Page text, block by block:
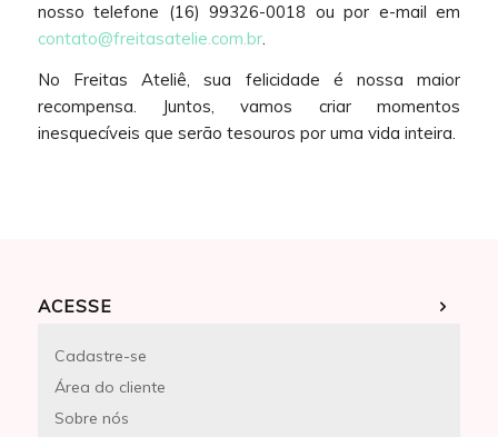
nosso telefone (16) 99326-0018 ou por e-mail em
contato@freitasatelie.com.br.
No Freitas Ateliê, sua felicidade é nossa maior
recompensa. Juntos, vamos criar momentos
inesquecíveis que serão tesouros por uma vida inteira.
ACESSE
Cadastre-se
Área do cliente
Sobre nós